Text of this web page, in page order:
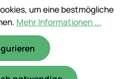
um eine bestmögliche
Mehr Informationen ...